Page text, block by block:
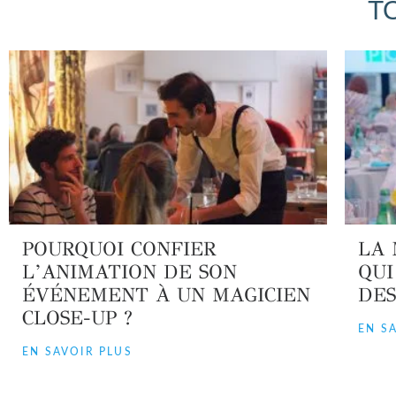
POURQUOI CONFIER
L’ANIMATION DE SON
ÉVÉNEMENT À UN MAGICIEN
CLOSE-UP ?
EN SAVOIR PLUS
LA
EN